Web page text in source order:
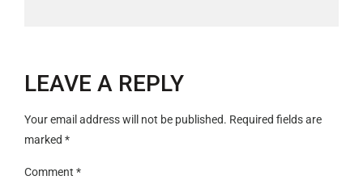
LEAVE A REPLY
Your email address will not be published. Required fields are
marked *
Comment *